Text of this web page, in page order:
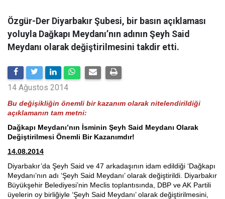
Özgür-Der Diyarbakır Şubesi, bir basın açıklaması
yoluyla Dağkapı Meydanı’nın adının Şeyh Said
Meydanı olarak değiştirilmesini takdir etti.
14 Ağustos 2014
Bu değişikliğin önemli bir kazanım olarak nitelendirildiği
açıklamanın tam metni:
Dağkapı Meydanı’nın İsminin Şeyh Said Meydanı Olarak
Değiştirilmesi Önemli Bir Kazanımdır!
14.08.2014
Diyarbakır’da Şeyh Said ve 47 arkadaşının idam edildiği ‘Dağkapı
Meydanı’nın adı ‘Şeyh Said Meydanı’ olarak değiştirildi. Diyarbakır
Büyükşehir Belediyesi’nin Meclis toplantısında, DBP ve AK Partili
üyelerin oy birliğiyle ‘Şeyh Said Meydanı’ olarak değiştirilmesini,